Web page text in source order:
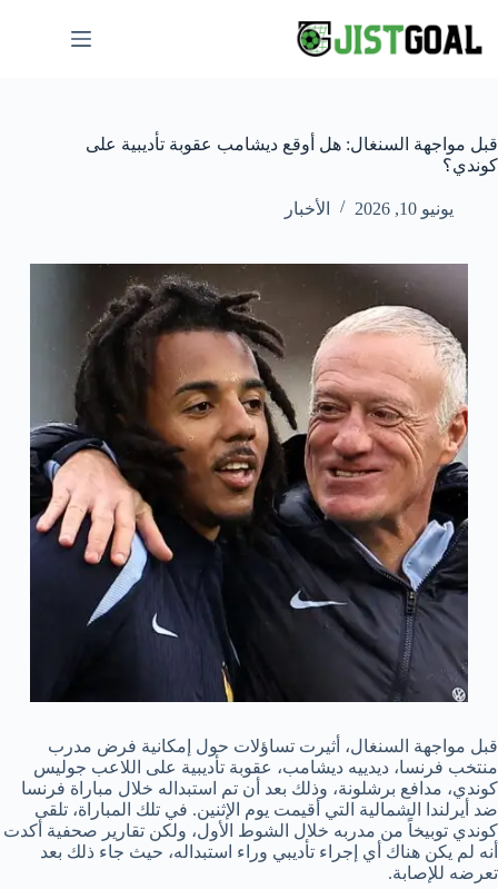
المحتوى
قبل مواجهة السنغال: هل أوقع ديشامب عقوبة تأديبية على
كوندي؟
يونيو 10, 2026 الأخبار
قبل مواجهة السنغال، أثيرت تساؤلات حول إمكانية فرض مدرب
منتخب فرنسا، ديدييه ديشامب، عقوبة تأديبية على اللاعب جوليس
كوندي، مدافع برشلونة، وذلك بعد أن تم استبداله خلال مباراة فرنسا
ضد أيرلندا الشمالية التي أقيمت يوم الإثنين. في تلك المباراة، تلقى
كوندي توبيخاً من مدربه خلال الشوط الأول، ولكن تقارير صحفية أكدت
أنه لم يكن هناك أي إجراء تأديبي وراء استبداله، حيث جاء ذلك بعد
تعرضه للإصابة.